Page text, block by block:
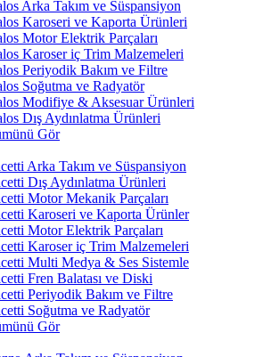
Arka Takım ve Süspansiyon
Karoseri ve Kaporta Ürünleri
Motor Elektrik Parçaları
Karoser iç Trim Malzemeleri
Periyodik Bakım ve Filtre
Soğutma ve Radyatör
Modifiye & Aksesuar Ürünleri
Dış Aydınlatma Ürünleri
Gör
Arka Takım ve Süspansiyon
Dış Aydınlatma Ürünleri
Motor Mekanik Parçaları
Karoseri ve Kaporta Ürünler
Motor Elektrik Parçaları
Karoser iç Trim Malzemeleri
Multi Medya & Ses Sistemle
Fren Balatası ve Diski
Periyodik Bakım ve Filtre
Soğutma ve Radyatör
Gör